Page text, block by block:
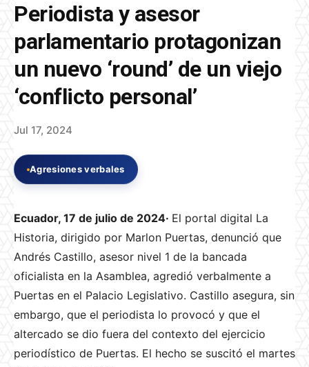
Periodista y asesor
parlamentario protagonizan
un nuevo ‘round’ de un viejo
‘conflicto personal’
Jul 17, 2024
Agresiones verbales
Ecuador, 17 de julio de 2024· El portal digital La
Historia, dirigido por Marlon Puertas, denunció que
Andrés Castillo, asesor nivel 1 de la bancada
oficialista en la Asamblea, agredió verbalmente a
Puertas en el Palacio Legislativo. Castillo asegura, sin
embargo, que el periodista lo provocó y que el
altercado se dio fuera del contexto del ejercicio
periodístico de Puertas. El hecho se suscitó el martes